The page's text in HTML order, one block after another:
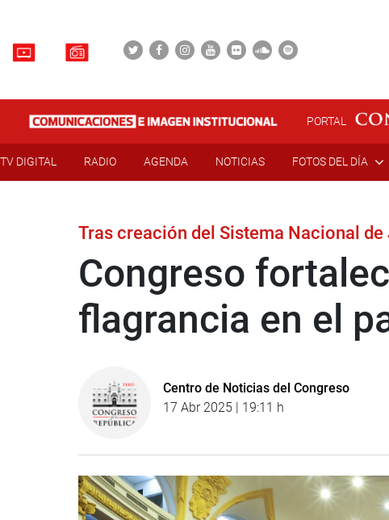
PORTAL
TV DIGITAL RADIO AGENDA NOTICIAS FOTOS DEL DÍA
Tras creación del Sistema Nacional
Congreso
flagrancia en el
Centro de Noticias del Congreso
17 Abr 2025 | 19:11 h